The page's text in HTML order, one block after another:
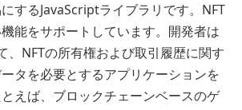
するJavaScriptライブラリです。NFT
能をサポートしています。開発者は
、NFTの所有権および取引履歴に関す
タを必要とするアプリケーションを
えば、ブロックチェーンベースのゲ